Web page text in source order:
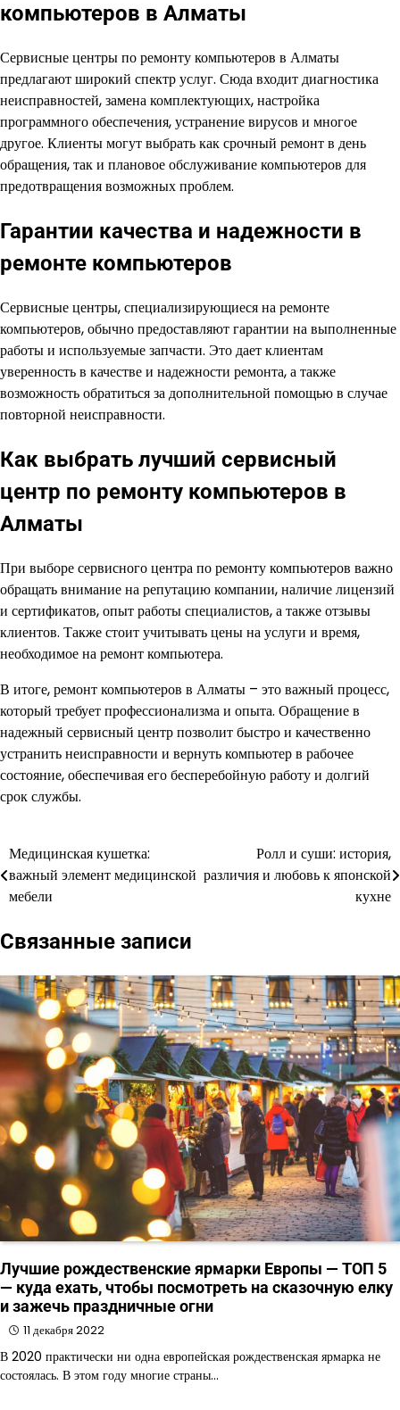
компьютеров в Алматы
Сервисные центры по ремонту компьютеров в Алматы
предлагают широкий спектр услуг. Сюда входит диагностика
неисправностей, замена комплектующих, настройка
программного обеспечения, устранение вирусов и многое
другое. Клиенты могут выбрать как срочный ремонт в день
обращения, так и плановое обслуживание компьютеров для
предотвращения возможных проблем.
Гарантии качества и надежности в
ремонте компьютеров
Сервисные центры, специализирующиеся на ремонте
компьютеров, обычно предоставляют гарантии на выполненные
работы и используемые запчасти. Это дает клиентам
уверенность в качестве и надежности ремонта, а также
возможность обратиться за дополнительной помощью в случае
повторной неисправности.
Как выбрать лучший сервисный
центр по ремонту компьютеров в
Алматы
При выборе сервисного центра по ремонту компьютеров важно
обращать внимание на репутацию компании, наличие лицензий
и сертификатов, опыт работы специалистов, а также отзывы
клиентов. Также стоит учитывать цены на услуги и время,
необходимое на ремонт компьютера.
В итоге, ремонт компьютеров в Алматы – это важный процесс,
который требует профессионализма и опыта. Обращение в
надежный сервисный центр позволит быстро и качественно
устранить неисправности и вернуть компьютер в рабочее
состояние, обеспечивая его бесперебойную работу и долгий
срок службы.
Навигация
по
Медицинская кушетка:
важный элемент медицинской
мебели
Ролл и суши: история,
различия и любовь к японской
кухне
Связанные записи
Лучшие рождественские ярмарки Европы — ТОП 5
— куда ехать, чтобы посмотреть на сказочную елку
и зажечь праздничные огни
11 декабря 2022
В 2020 практически ни одна европейская рождественская ярмарка не
состоялась. В этом году многие страны…